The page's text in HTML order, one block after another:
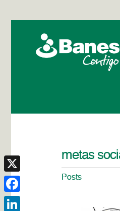
metas
Posts
X
Facebook